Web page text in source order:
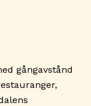
gångavstånd